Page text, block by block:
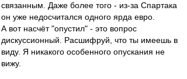
связанным. Даже более того - из-за Спартака
он уже недосчитался одного ярда евро.
А вот насчёт "опустил" - это вопрос
дискуссионный. Расшифруй, что ты имеешь в
виду. Я никакого особенного опускания не
вижу.